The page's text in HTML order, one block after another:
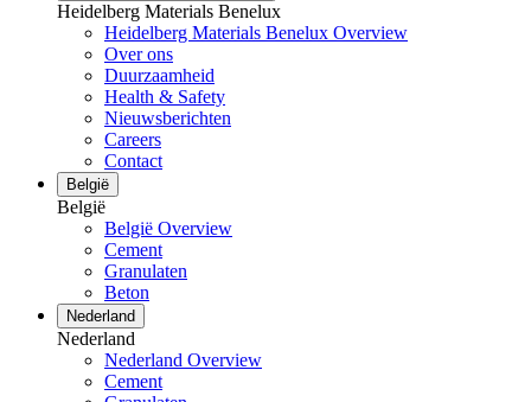
Heidelberg Materials Benelux
Heidelberg Materials Benelux Overview
Over ons
Duurzaamheid
Health & Safety
Nieuwsberichten
Careers
Contact
België
België
België Overview
Cement
Granulaten
Beton
Nederland
Nederland
Nederland Overview
Cement